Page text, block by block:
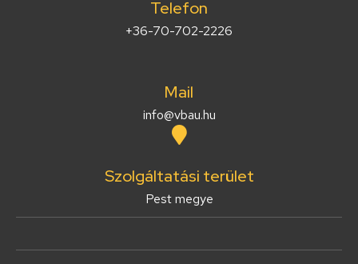
Telefon
+36-70-702-2226
Mail
info@vbau.hu
Szolgáltatási terület
Pest megye